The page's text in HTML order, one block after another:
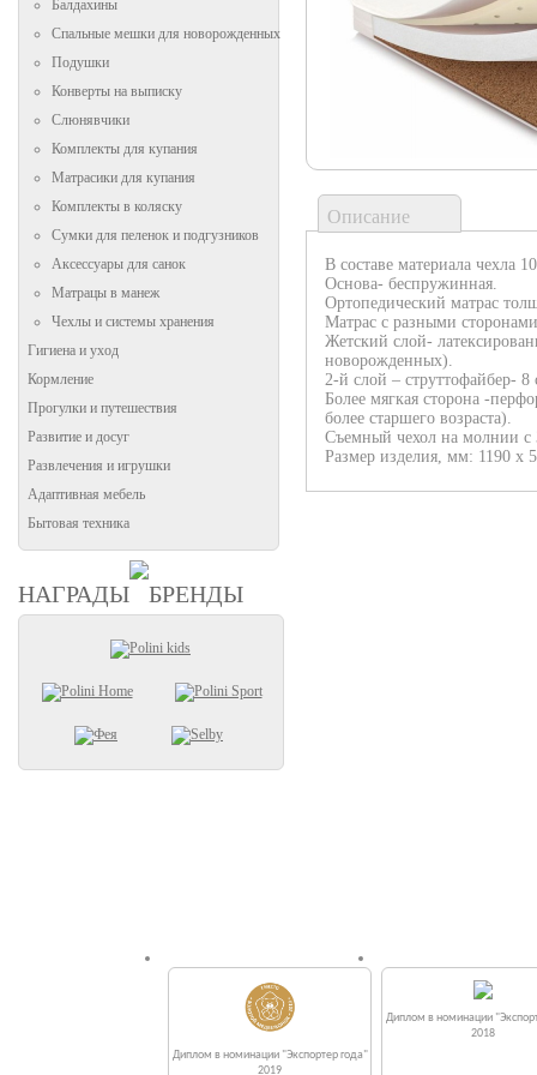
Балдахины
Спальные мешки для новорожденных
Подушки
Конверты на выписку
Слюнявчики
Комплекты для купания
Матрасики для купания
Комплекты в коляску
Сумки для пеленок и подгузников
Аксессуары для санок
Матрацы в манеж
Чехлы и системы хранения
Гигиена и уход
Кормление
Прогулки и путешествия
Развитие и досуг
Развлечения и игрушки
Адаптивная мебель
Бытовая техника
НАГРАДЫ БРЕНДЫ
Описание
В составе материала чехла
Основа- беспружинная.
Ортопедический матрас
Матрас с разными
Жетский слой-
новорожденных).
2-й слой – струттофайбер- 8
Более мягкая сторона -
более старшего возраста).
Съемный чехол на молнии с
Размер изделия, мм: 1190 х
Диплом в номинации "Экспортер года"
2019
Диплом в номинации
2018